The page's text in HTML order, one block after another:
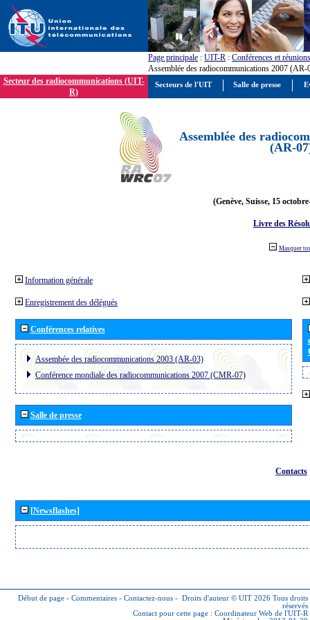
Page principale : UIT-R : Conférences et réunions
Assemblée des radiocommunications 2007 (AR-
Secteur des radiocommunications (UIT-
R)
Assemblée des
(AR-
(Genève, Suisse, 15
Livre des
Masquer
Information générale
Enregistrement des délégués
Conférences relatives
Assembée des radiocommunications 2003 (AR-03)
Conférence mondiale des radiocommunications 2007 (CMR-07)
Salle de presse
Contacts
[Newsflashes]
Début de page - Commentaires - Contactez-nous - Droits d'auteur © UIT 2026 Tous droits
réservés
Contact pour cette page : Coordinateur Web de l'UIT-R
Secteurs de l'UIT Salle de presse